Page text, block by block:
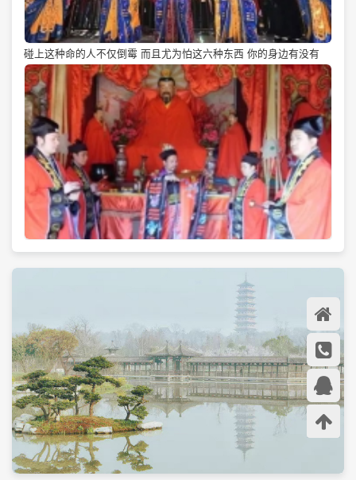
碰上这种命的人不仅倒霉 而且尤为怕这六种东西 你的身边有没有
首页
在线咨